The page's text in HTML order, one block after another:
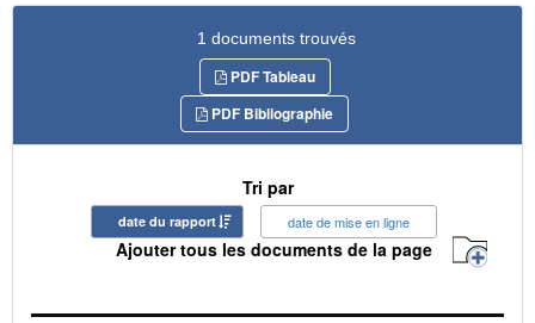
1 documents trouvés
PDF Tableau
PDF Bibliographie
Tri par
date du rapport date de mise en ligne
Ajouter tous les documents de la page